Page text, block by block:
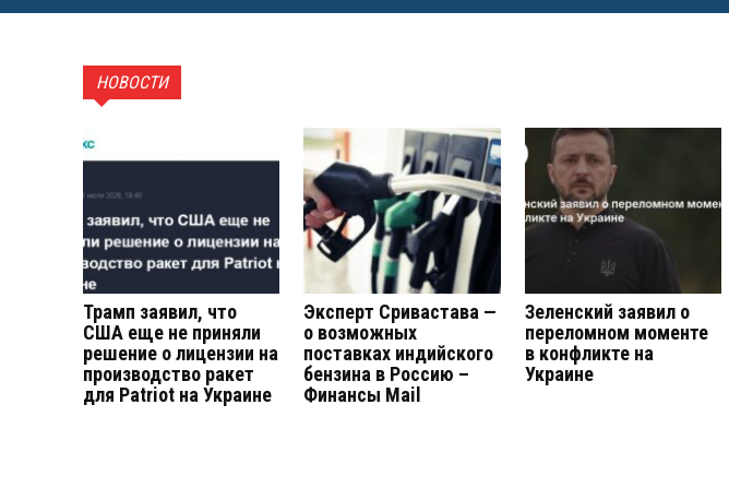
НОВОСТИ
Трамп заявил, что
США еще не приняли
решение о лицензии на
производство ракет
для Patriot на Украине
Эксперт Сривастава —
о возможных
поставках индийского
бензина в Россию –
Финансы Mail
Зеленский заявил о
переломном моменте
в конфликте на
Украине